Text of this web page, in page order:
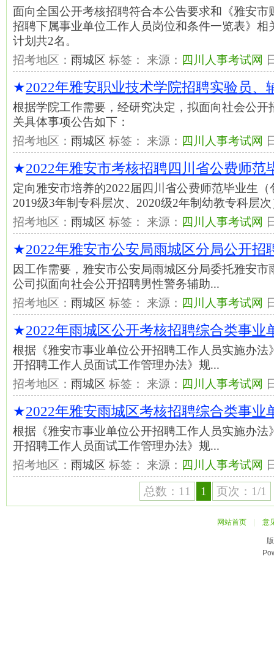
面向全国公开考核招聘符合本公告要求和《雅安市
招聘下属事业单位工作人员岗位和条件一览表》相
计划共2名。
招考地区： 雨城区 标签： 来源： 四川人事考试网
★2022年雅安职业技术学院招聘实验员、
根据学院工作需要，经研究决定，拟面向社会公开
关具体事项公告如下：
招考地区： 雨城区 标签： 来源： 四川人事考试网
★2022年雅安市考核招聘四川省公费师范
定向雅安市培养的2022届四川省公费师范毕业生
2019级3年制专科层次、2020级2年制幼教专科层
招考地区： 雨城区 标签： 来源： 四川人事考试网
★2022年雅安市公安局雨城区分局公开招
因工作需要，雅安市公安局雨城区分局委托雅安
公司拟面向社会公开招聘男性警务辅助...
招考地区： 雨城区 标签： 来源： 四川人事考试网
★2022年雨城区公开考核招聘综合类事业
根据《雅安市事业单位公开招聘工作人员实施办法
开招聘工作人员面试工作管理办法》规...
招考地区： 雨城区 标签： 来源： 四川人事考试网
★2022年雅安雨城区考核招聘综合类事业
根据《雅安市事业单位公开招聘工作人员实施办法
开招聘工作人员面试工作管理办法》规...
招考地区： 雨城区 标签： 来源： 四川人事考试网
总数：11 1 页次：1/1
网站首页 意